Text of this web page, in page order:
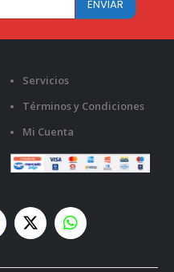
Servicios
Términos y Condiciones
Mi Cuenta